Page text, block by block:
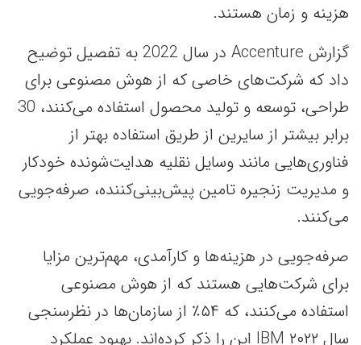
هزینه و زمان هستند.
گزارش Accenture در سال 2022 به تفصیل توضیح
داد که شرکت‌های خاصی که از هوش مصنوعی برای
طراحی، توسعه و تولید محصول استفاده می‌کنند، 30
برابر بیشتر از سایرین از طریق استفاده بهتر از
فناوری‌هایی مانند وسایل نقلیه هدایت‌شونده خودکار
و مدیریت زنجیره تامین پیش‌بینی‌کننده، صرفه‌جویی
می‌کنند.
صرفه‌جویی در هزینه‌ها و کارآمدی، مهم‌ترین مزایا
برای شرکت‌هایی هستند که از هوش مصنوعی
استفاده می‌کنند، که ۵۴٪ از سازمان‌ها در نظرسنجی
سال ۲۰۲۲ IBM این را ذکر کرده‌اند. بهبود عملکرد